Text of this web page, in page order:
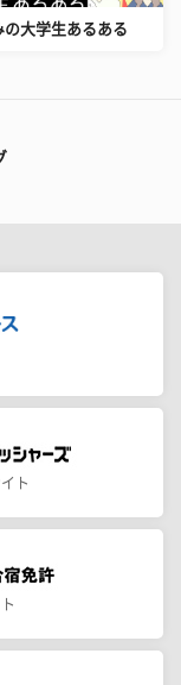
の大学生あるある
ト